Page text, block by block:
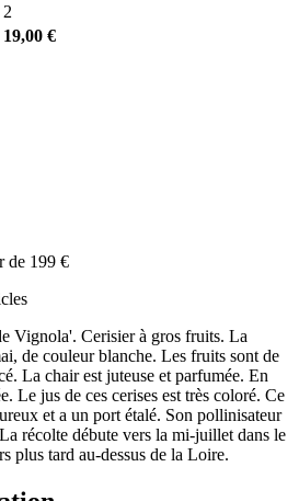
2
19,00 €
de 199 €
Vignola'. Cerisier à gros fruits. La
de couleur blanche. Les fruits sont de
La chair est juteuse et parfumée. En
Le jus de ces cerises est très coloré. Ce
et a un port étalé. Son pollinisateur
récolte débute vers la mi-juillet dans le
plus tard au-dessus de la Loire.